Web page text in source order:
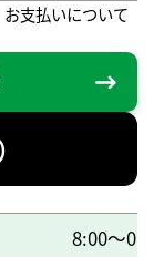
支払いについて
8:00～0:30